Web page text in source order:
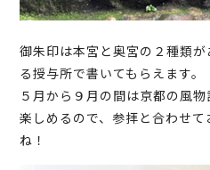
御朱印は本宮と奥宮の２種類
る授与所で書いてもらえます。
５月から９月の間は京都の風
楽しめるので、参拝と合わせ
ね！